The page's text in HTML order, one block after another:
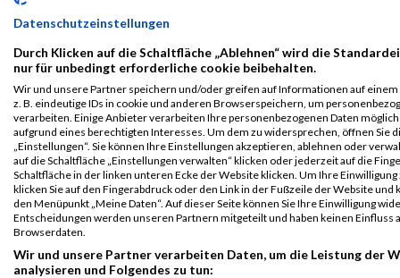
Nürnberg
Einzelwertung
männlich
B2Run
Nürnberg
Teamwertung
mixed
9277 Matthias Räßler 0000 GER Lidl
Legende:
GPos = Geschlechter Position, KPos = Kategorie Position, TPos =
Team Position, DNS = Did not start, DNF = Did not finish, DQ =
Disqualifiziert
Datenschutzeinstellungen
Durch Klicken auf die Schaltfläche „Ablehnen“ wird die
nur für unbedingt erforderliche cookie beibehalten.
Wir und unsere Partner speichern und/oder greifen auf Informationen auf einem
z. B. eindeutige IDs in cookie und anderen Browserspeichern, um
verarbeiten. Einige Anbieter verarbeiten Ihre personenbezogenen Daten
aufgrund eines berechtigten Interesses. Um dem zu widersprechen, öffnen Sie
„Einstellungen“. Sie können Ihre Einstellungen akzeptieren, ablehnen oder
auf die Schaltfläche „Einstellungen verwalten“ klicken oder jederzeit auf die
Schaltfläche in der linken unteren Ecke der Website klicken. Um Ihre
klicken Sie auf den Fingerabdruck oder den Link in der Fußzeile der Website und
den Menüpunkt „Meine Daten“. Auf dieser Seite können Sie Ihre Einwilligung
Entscheidungen werden unseren Partnern mitgeteilt und haben keinen Einfluss
Browserdaten.
Wir und unsere Partner verarbeiten Daten, um die Leistung der
analysieren und Folgendes zu tun: